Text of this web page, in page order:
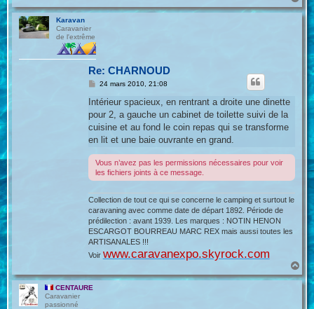
a
u
Karavan
Caravanier
de l'extrême
Re: CHARNOUD
M
s
a
g
24 mars 2010, 21:08
Intérieur spacieux, en rentrant a droite une dinette
pour 2, a gauche un cabinet de toilette suivi de la
cuisine et au fond le coin repas qui se transforme
en lit et une baie ouvrante en grand.
Vous n’avez pas les permissions nécessaires pour voir
les fichiers joints à ce message.
Collection de tout ce qui se concerne le camping et surtout le
caravaning avec comme date de départ 1892. Période de
prédilection : avant 1939. Les marques : NOTIN HENON
ESCARGOT BOURREAU MARC REX mais aussi toutes les
ARTISANALES !!!
Voir www.caravanexpo.skyrock.com
a
u
CENTAURE
Caravanier
passionné